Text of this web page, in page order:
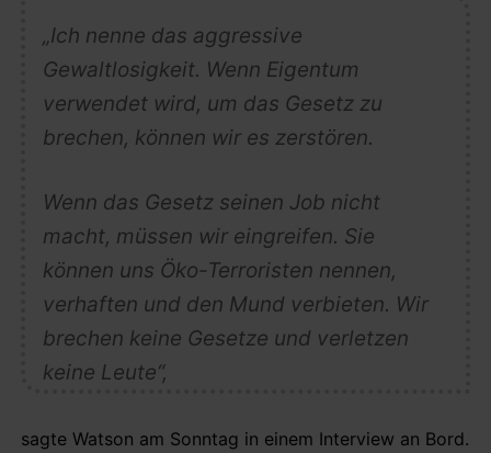
„Ich nenne das aggressive
Gewaltlosigkeit. Wenn Eigentum
verwendet wird, um das Gesetz zu
brechen, können wir es zerstören.
Wenn das Gesetz seinen Job nicht
macht, müssen wir eingreifen. Sie
können uns Öko-Terroristen nennen,
verhaften und den Mund verbieten. Wir
brechen keine Gesetze und verletzen
keine Leute“,
sagte Watson am Sonntag in einem Interview an Bord.